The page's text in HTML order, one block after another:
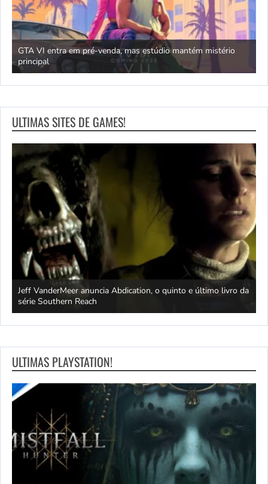
GTA VI entra em pré-venda, mas estúdio mantém mistério
principal
ULTIMAS SITES DE GAMES!
Jeff VanderMeer anuncia Abdication, o quinto e último livro da
série Southern Reach
ULTIMAS PLAYSTATION!